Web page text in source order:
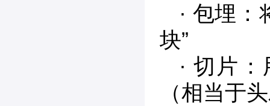
· 包埋
块”
· 切片
（相当于